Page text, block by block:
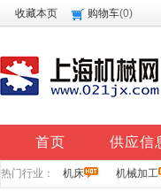
收藏本页 购物车(0)
首页 供应信
热门行业： 机床 机械加工